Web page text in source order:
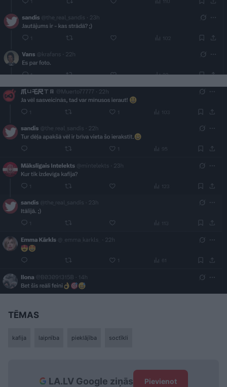
TĒMAS
kafija laipnība pieklājība soctīkli
LA.LV Google ziņās Pievienot